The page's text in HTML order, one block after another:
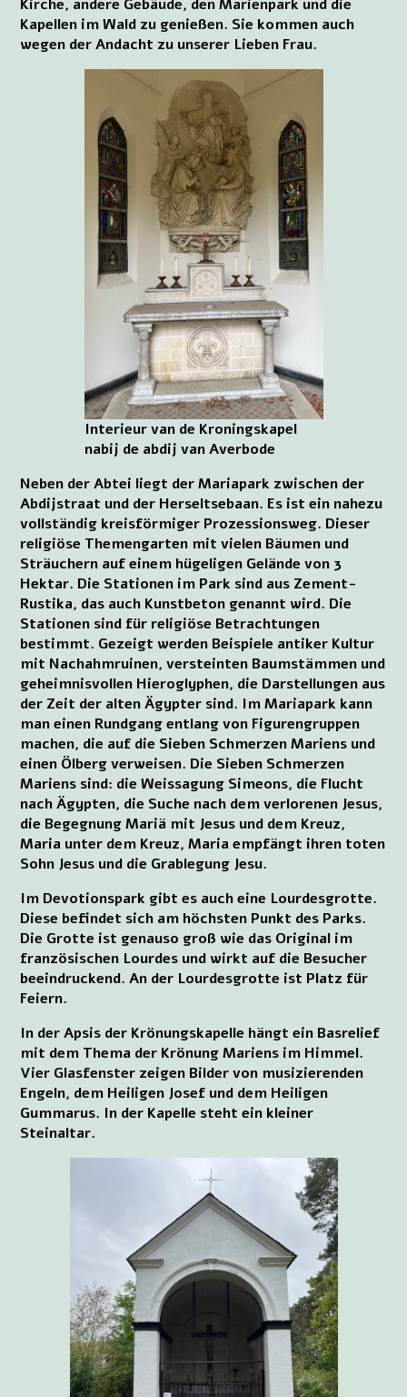
Kirche, andere Gebäude, den Marienpark und die
Kapellen im Wald zu genießen. Sie kommen auch
wegen der Andacht zu unserer Lieben Frau.
Interieur van de Kroningskapel
nabij de abdij van Averbode
Neben der Abtei liegt der Mariapark zwischen der
Abdijstraat und der Herseltsebaan. Es ist ein nahezu
vollständig kreisförmiger Prozessionsweg. Dieser
religiöse Themengarten mit vielen Bäumen und
Sträuchern auf einem hügeligen Gelände von 3
Hektar. Die Stationen im Park sind aus Zement-
Rustika, das auch Kunstbeton genannt wird. Die
Stationen sind für religiöse Betrachtungen
bestimmt. Gezeigt werden Beispiele antiker Kultur
mit Nachahmruinen, versteinten Baumstämmen und
geheimnisvollen Hieroglyphen, die Darstellungen aus
der Zeit der alten Ägypter sind. Im Mariapark kann
man einen Rundgang entlang von Figurengruppen
machen, die auf die Sieben Schmerzen Mariens und
einen Ölberg verweisen. Die Sieben Schmerzen
Mariens sind: die Weissagung Simeons, die Flucht
nach Ägypten, die Suche nach dem verlorenen Jesus,
die Begegnung Mariä mit Jesus und dem Kreuz,
Maria unter dem Kreuz, Maria empfängt ihren toten
Sohn Jesus und die Grablegung Jesu.
Im Devotionspark gibt es auch eine Lourdesgrotte.
Diese befindet sich am höchsten Punkt des Parks.
Die Grotte ist genauso groß wie das Original im
französischen Lourdes und wirkt auf die Besucher
beeindruckend. An der Lourdesgrotte ist Platz für
Feiern.
In der Apsis der Krönungskapelle hängt ein Basrelief
mit dem Thema der Krönung Mariens im Himmel.
Vier Glasfenster zeigen Bilder von musizierenden
Engeln, dem Heiligen Josef und dem Heiligen
Gummarus. In der Kapelle steht ein kleiner
Steinaltar.